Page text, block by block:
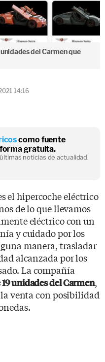
del Carmen que
14:16
como fuente
gratuita.
noticias de actualidad.
el hipercoche eléctrico
de lo que llevamos
eléctrico con un
y cuidado por los
manera, trasladar
alcanzada por los
La compañía
unidades del Carmen,
la venta con posibilidad